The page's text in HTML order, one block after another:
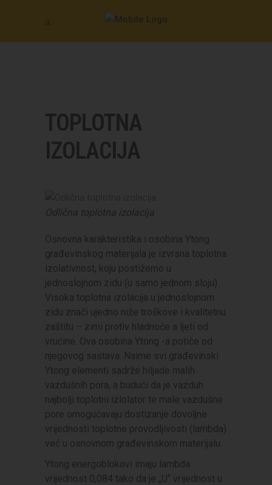
TOPLOTNA
IZOLACIJA
Odlična toplotna izolacija
Osnovna karakteristika i osobina Ytong
građevinskog materijala je izvrsna toplotna
izolativnost, koju postižemo u
jednoslojnom zidu (u samo jednom sloju).
Visoka toplotna izolacija u jednoslojnom
zidu znači ujedno niže troškove i kvalitetnu
zaštitu – zimi protiv hladnoće a ljeti od
vrućine. Ova osobina Ytong -a potiče od
njegovog sastava. Naime svi građevinski
Ytong elementi sadrže hiljade malih
vazdušnih pora, a budući da je vazduh
najbolji toplotni izlolator te male vazdušne
pore omogućavaju dostizanje dovoljne
vrijednosti toplotne provodljivosti (lambda)
već u osnovnom građevinskom materijalu.
Ytong energoblokovi imaju lambda
vrijednost 0,084 tako da je „U“ vrijednost u